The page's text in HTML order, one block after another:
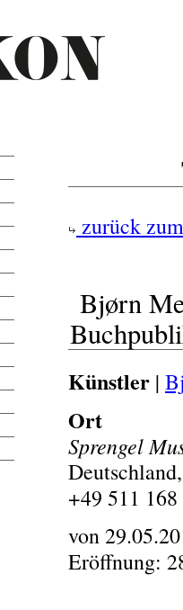
zurück
Bjørn
Künstler |
Ort
Sprengel
+49 511
von
Eröffnung: